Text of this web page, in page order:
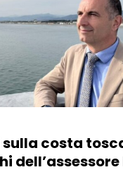
costa